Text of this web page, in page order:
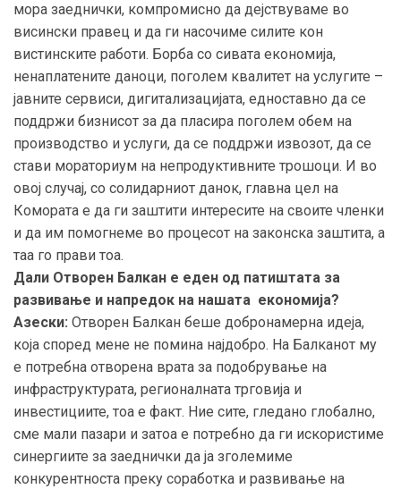
мора заеднички, компромисно да дејствуваме во
висински правец и да ги насочиме силите кон
вистинските работи. Борба со сивата економија,
ненаплатените даноци, поголем квалитет на услугите –
јавните сервиси, дигитализацијата, едноставно да се
поддржи бизнисот за да пласира поголем обем на
производство и услуги, да се поддржи извозот, да се
стави мораториум на непродуктивните трошоци. И во
овој случај, со солидарниот данок, главна цел на
Комората е да ги заштити интересите на своите членки
и да им помогнеме во процесот на законска заштита, а
таа го прави тоа.
Дали Отворен Балкан е еден од патиштата за
развивање и напредок на нашата економија?
Азески: Отворен Балкан беше добронамерна идеја,
која според мене не помина најдобро. На Балканот му
е потребна отворена врата за подобрување на
инфраструктурата, регионалната трговија и
инвестициите, тоа е факт. Ние сите, гледано глобално,
сме мали пазари и затоа е потребно да ги искористиме
синергиите за заеднички да ја зголемиме
конкурентноста преку соработка и развивање на